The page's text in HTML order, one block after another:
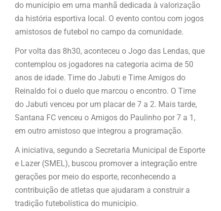
do município em uma manhã dedicada à valorização
da história esportiva local. O evento contou com jogos
amistosos de futebol no campo da comunidade.
Por volta das 8h30, aconteceu o Jogo das Lendas, que
contemplou os jogadores na categoria acima de 50
anos de idade. Time do Jabuti e Time Amigos do
Reinaldo foi o duelo que marcou o encontro. O Time
do Jabuti venceu por um placar de 7 a 2. Mais tarde,
Santana FC venceu o Amigos do Paulinho por 7 a 1,
em outro amistoso que integrou a programação.
A iniciativa, segundo a Secretaria Municipal de Esporte
e Lazer (SMEL), buscou promover a integração entre
gerações por meio do esporte, reconhecendo a
contribuição de atletas que ajudaram a construir a
tradição futebolística do município.